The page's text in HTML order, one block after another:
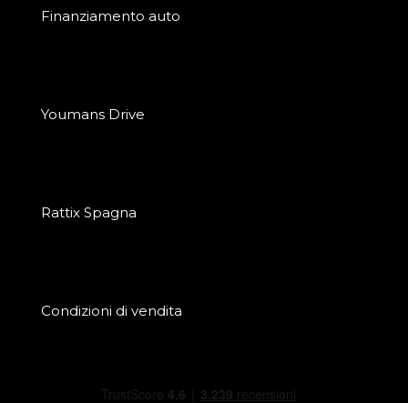
Finanziamento auto
Youmans Drive
Rattix Spagna
Condizioni di vendita